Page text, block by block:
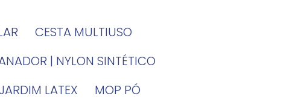
CESTA MULTIUSO
| NYLON SINTÉTICO
LATEX
MOP PÓ